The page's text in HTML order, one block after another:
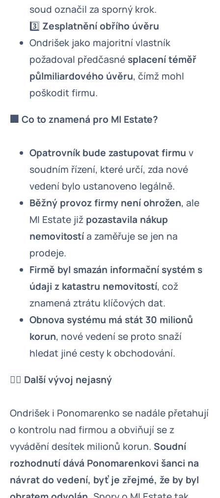
soud označil za sporný krok.
3️⃣ Zesplatnění obřího úvěru
Ondrišek jako majoritní vlastník
požadoval předčasné splacení téměř
půlmiliardového úvěru, čímž mohl
poškodit firmu.
🏢 Co to znamená pro MI Estate?
Opatrovník bude zastupovat firmu v
soudním řízení, které určí, zda nové
vedení bylo ustanoveno legálně.
Běžný provoz firmy není ohrožen, ale
MI Estate již pozastavila nákup
nemovitostía zaměřuje se jen na
prodeje.
Firmě byl smazán informační systém s
údaji z katastru nemovitostí, což
znamená ztrátu klíčových dat.
Obnova systému má stát 30 milionů
korun, nové vedení se proto snaží
hledat jiné cesty k obchodování.
🕵️‍♂️ Další vývoj nejasný
Ondrišek i Ponomarenko se nadále přetahují
o kontrolu nad firmou a obviňují se z
vyvádění desítek milionů korun. Soudní
rozhodnutí dává Ponomarenkovi šanci na
návrat do vedení, byť je zřejmé, že by byl